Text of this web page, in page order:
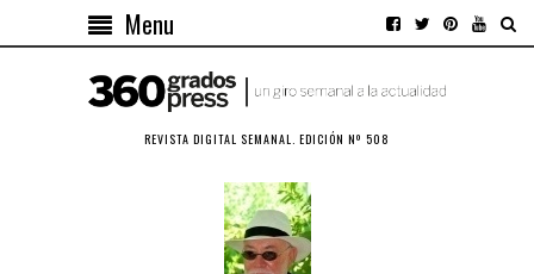
Menu
REVISTA DIGITAL SEMANAL. EDICIÓN Nº 508